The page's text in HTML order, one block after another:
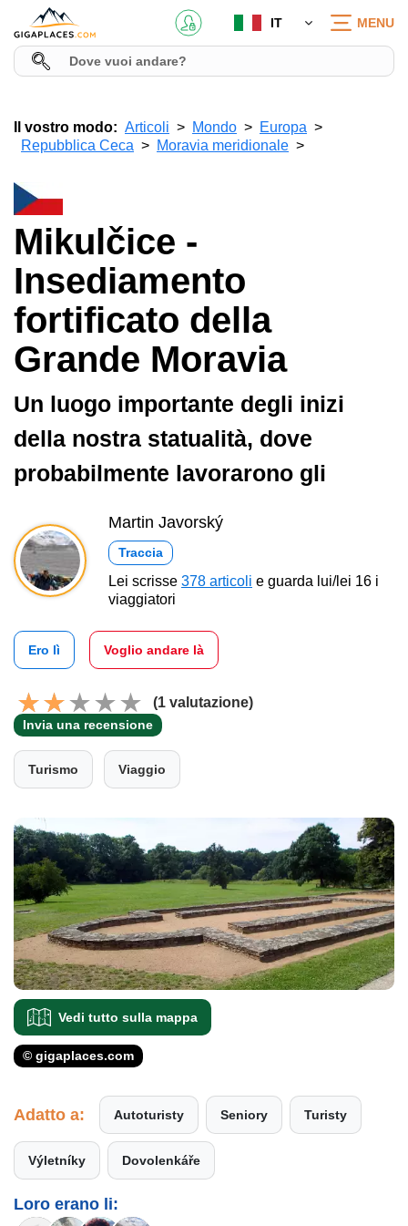
IT MENU
Il vostro modo: Articoli Mondo
Europa
Repubblica Ceca
Moravia meridionale
Mikulčice -
Insediamento
fortificato della
Grande Moravia
Un luogo importante degli inizi
della nostra statualità, dove
probabilmente lavorarono gli
Martin Javorský
Traccia
Lei scrisse 378 articoli e guarda lui/lei 16 i
viaggiatori
Ero lì Voglio andare là
(1 valutazione)
Invia una recensione
Turismo Viaggio
Vedi tutto sulla mappa
© gigaplaces.com
Adatto a: Autoturisty Seniory Turisty
Výletníky Dovolenkáře
Loro erano li: